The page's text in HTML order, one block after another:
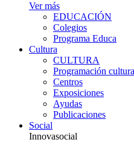
Ver más
EDUCACIÓN
Colegios
Programa Educa
Cultura
CULTURA
Programación
Centros
Exposiciones
Ayudas
Publicaciones
Social
Innovasocial